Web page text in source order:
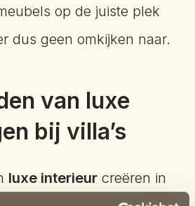
op de juiste plek
dus geen omkijken naar.
van luxe
bij villa’s
luxe interieur creëren in